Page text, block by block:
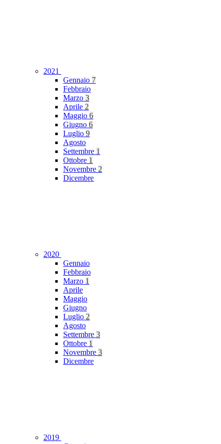
2021
Gennaio 7
Febbraio
Marzo 3
Aprile 2
Maggio 6
Giugno 6
Luglio 9
Agosto
Settembre 1
Ottobre 1
Novembre 2
Dicembre
2020
Gennaio
Febbraio
Marzo 1
Aprile
Maggio
Giugno
Luglio 2
Agosto
Settembre 3
Ottobre 1
Novembre 3
Dicembre
2019